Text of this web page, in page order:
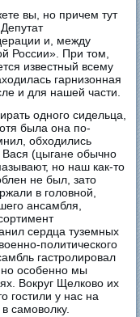
вы, но причем тут
и, между
России». При том,
известный всему
гарнизонная
и для нашей части.
одного сидельца,
была она по-
обходились
Вася (цыгане обычно
но наш как-то
не был, зато
в головной,
ансамбля,
сердца туземных
политического
гастролировал
особенно мы
Вокруг Щелково их
гостили у нас на
самоволку.